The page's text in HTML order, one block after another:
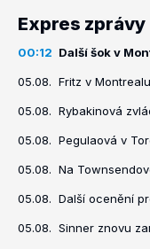
Expres zprávy
00:12 Další šok v
05.08. Fritz v
05.08. Rybakinová
05.08. Pegulaová v
05.08. Na
05.08. Další ocenění
05.08. Sinner znovu